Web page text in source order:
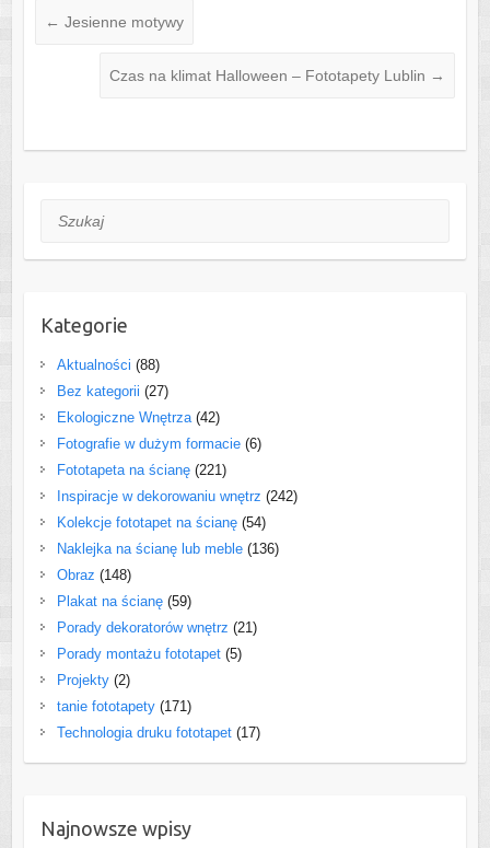
← Jesienne motywy
Czas na klimat Halloween – Fototapety Lublin →
Szukaj
Kategorie
Aktualności (88)
Bez kategorii (27)
Ekologiczne Wnętrza(42)
Fotografie w dużym formacie(6)
Fototapeta na ścianę(221)
Inspiracje w dekorowaniu wnętrz (242)
Kolekcje fototapet na ścianę(54)
Naklejka na ścianę lub meble(136)
Obraz (148)
Plakat na ścianę(59)
Porady dekoratorów wnętrz (21)
Porady montażu fototapet(5)
Projekty(2)
tanie fototapety(171)
Technologia druku fototapet(17)
Najnowsze wpisy